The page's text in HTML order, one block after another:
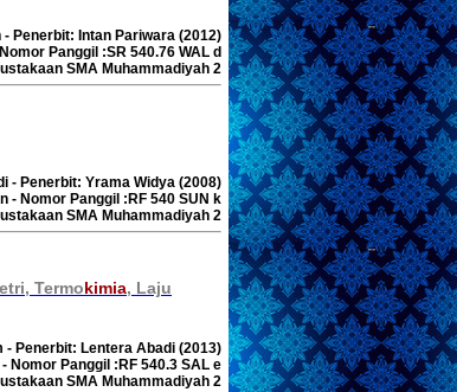
Penerbit: Intan Pariwara (2012)
Panggil :SR 540.76 WAL d
SMA Muhammadiyah 2
- Penerbit: Yrama Widya (2008)
- Nomor Panggil :RF 540 SUN k
SMA Muhammadiyah 2
Termokimia, Laju
Penerbit: Lentera Abadi (2013)
Nomor Panggil :RF 540.3 SAL e
SMA Muhammadiyah 2